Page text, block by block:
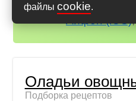
файлы cookie.
всегда под
Айфон (iOS)
Оладьи
Подборка рецептов